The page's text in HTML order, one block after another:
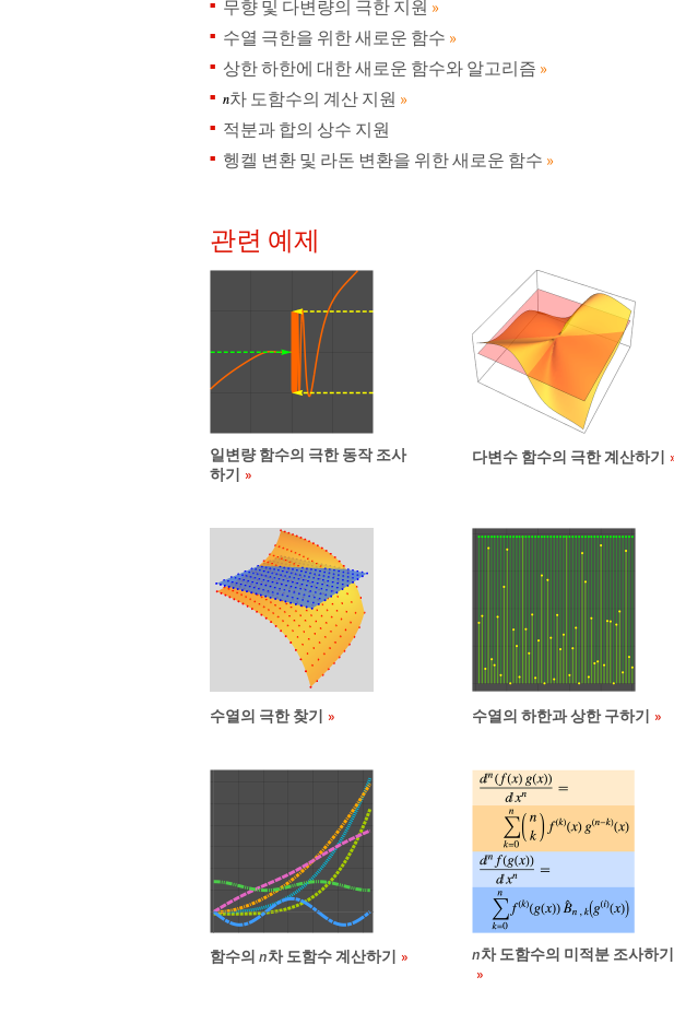
무향 및 다변량의 극한 지원 »
수열 극한을 위한 새로운 함수 »
상한 하한에 대한 새로운 함수와 알고리즘 »
차 도함수의 계산 지원 »
적분과 합의 상수 지원
헹켈 변환 및 라돈 변환을 위한 새로운 함수 »
관련 예제
일변량 함수의 극한 동작 조사
하기
다변수 함수의 극한 계산하기
수열의 극한 찾기 수열의 하한과 상한 구하기
함수의 n차 도함수 계산하기 n차 도함수의 미적분 조사하기